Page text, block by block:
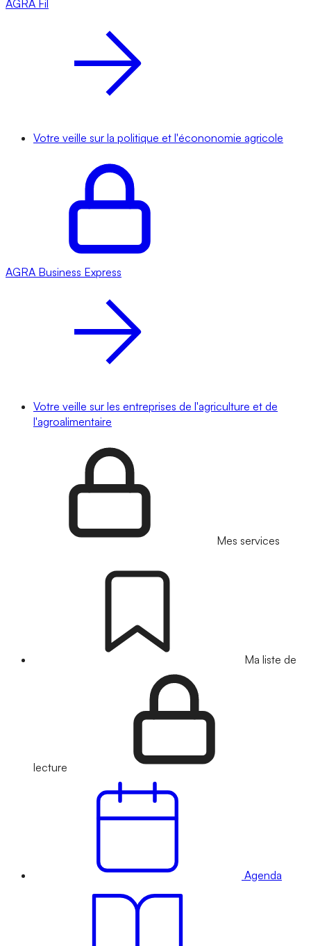
AGRA Fil
Votre veille sur la politique et l'écononomie agricole
AGRA Business Express
Votre veille sur les entreprises de l'agriculture et de
l'agroalimentaire
Mes services
Ma liste de
lecture
Agenda